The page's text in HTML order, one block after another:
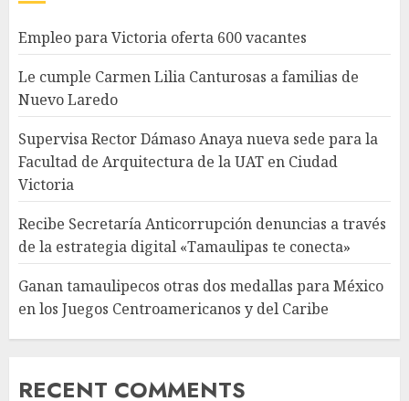
Empleo para Victoria oferta 600 vacantes
Le cumple Carmen Lilia Canturosas a familias de
Nuevo Laredo
Supervisa Rector Dámaso Anaya nueva sede para la
Facultad de Arquitectura de la UAT en Ciudad
Victoria
Recibe Secretaría Anticorrupción denuncias a través
de la estrategia digital «Tamaulipas te conecta»
Ganan tamaulipecos otras dos medallas para México
en los Juegos Centroamericanos y del Caribe
RECENT COMMENTS